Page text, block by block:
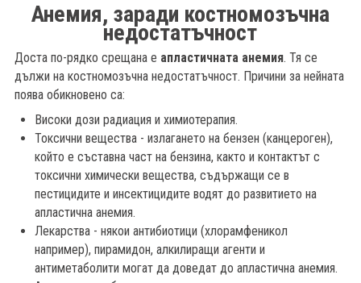
Анемия, заради костномозъчна
недостатъчност
Доста по-рядко срещана е апластичната анемия. Тя се
дължи на костномозъчна недостатъчност. Причини за нейната
поява обикновено са:
Високи дози радиация и химиотерапия.
Токсични вещества - излагането на бензен (канцероген),
който е съставна част на бензина, както и контактът с
токсични химически вещества, съдържащи се в
пестицидите и инсектицидите водят до развитието на
апластична анемия.
Лекарства - някои антибиотици (хлорамфеникол
например), пирамидон, алкилиращи агенти и
антиметаболити могат да доведат до апластична анемия.